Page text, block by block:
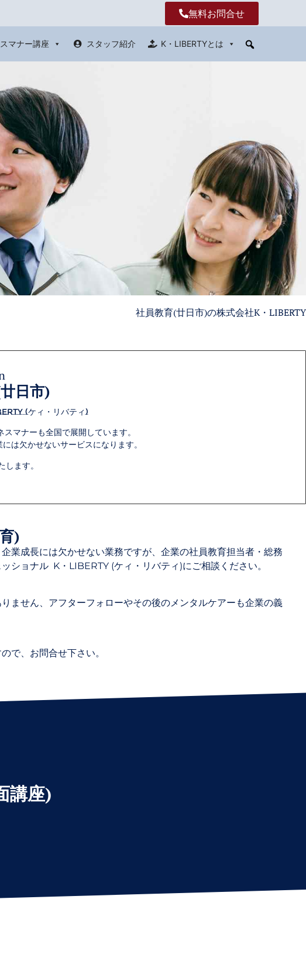
無料お問合せ
マナー講座 スタッフ紹介 K・LIBERTYとは
社員教育(廿日市)の株式会社K・LIBERTY
日市)
(ケィ・リバティ)
スマナーも全国で展開しています。
は欠かせないサービスになります。
ます。
)
業成長には欠かせない業務ですが、企業の社員教育担当者・総務
ショナル K・LIBERTY (ケィ・リバティ)にご相談ください。
ません、アフターフォローやその後のメンタルケアーも企業の義
で、お問合せ下さい。
講座)